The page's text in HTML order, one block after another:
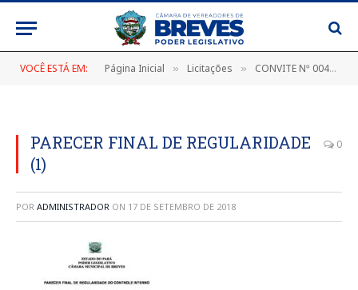
VOCÊ ESTÁ EM: Página Inicial » Licitações » CONVITE Nº 004/2017-CC/CPL/CMB
PARECER FINAL DE REGULARIDADE
(1)
0
POR ADMINISTRADOR ON 17 DE SETEMBRO DE 2018